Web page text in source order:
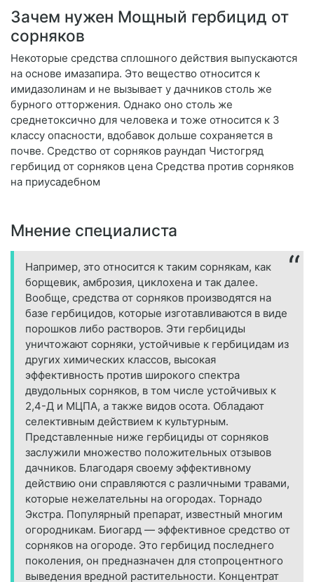
Зачем нужен Мощный гербицид от
сорняков
Некоторые средства сплошного действия выпускаются
на основе имазапира. Это вещество относится к
имидазолинам и не вызывает у дачников столь же
бурного отторжения. Однако оно столь же
среднетоксично для человека и тоже относится к 3
классу опасности, вдобавок дольше сохраняется в
почве. Средство от сорняков раундап Чистогряд
гербицид от сорняков цена Средства против сорняков
на приусадебном
Мнение специалиста
Например, это относится к таким сорнякам, как
борщевик, амброзия, циклохена и так далее.
Вообще, средства от сорняков производятся на
базе гербицидов, которые изготавливаются в виде
порошков либо растворов. Эти гербициды
уничтожают сорняки, устойчивые к гербицидам из
других химических классов, высокая
эффективность против широкого спектра
двудольных сорняков, в том числе устойчивых к
2,4-Д и МЦПА, а также видов осота. Обладают
селективным действием к культурным.
Представленные ниже гербициды от сорняков
заслужили множество положительных отзывов
дачников. Благодаря своему эффективному
действию они справляются с различными травами,
которые нежелательны на огородах. Торнадо
Экстра. Популярный препарат, известный многим
огородникам. Биогард — эффективное средство от
сорняков на огороде. Это гербицид последнего
поколения, он предназначен для стопроцентного
выведения вредной растительности. Концентрат